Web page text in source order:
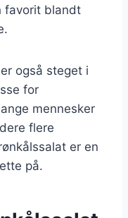
favorit blandt
også steget i
for
mennesker
flere
er en
på.